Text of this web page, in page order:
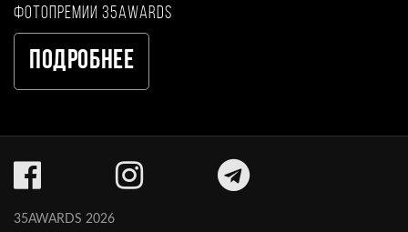
фотопремии 35AWARDS
Подробнее
35AWARDS 2026